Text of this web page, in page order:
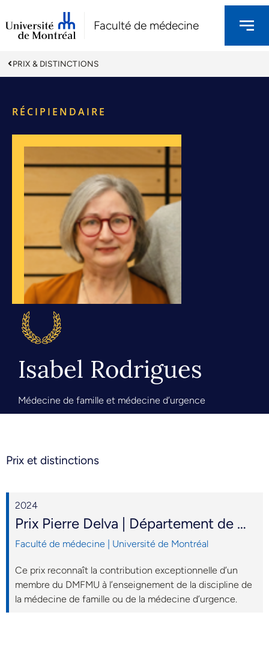
Faculté de médecine
PRIX & DISTINCTIONS
RÉCIPIENDAIRE
Isabel Rodrigues
Médecine de famille et médecine d’urgence
Prix et distinctions
2024
Prix Pierre Delva | Département de médecine de famille et médecine d’urgence
Faculté de médecine | Université de Montréal
Ce prix reconnaît la contribution exceptionnelle d’un
membre du DMFMU à l’enseignement de la discipline de
la médecine de famille ou de la médecine d’urgence.